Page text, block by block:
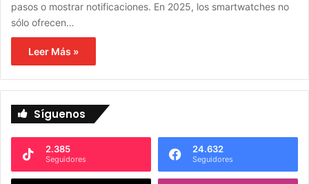
pasos o mostrar notificaciones. En 2025, los smartwatches no
sólo ofrecen…
Leer Más »
Síguenos
2.385
Seguidores
24.632
Seguidores